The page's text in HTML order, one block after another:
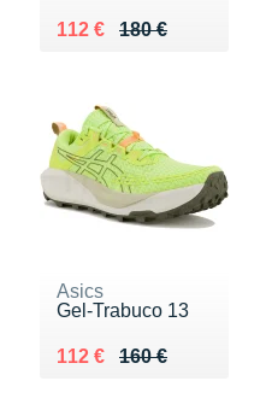
180 €
Au lieu de 180 €
112 €
Vendu 112 €
Asics
Gel-Trabuco 13
160 €
Au lieu de 160 €
112 €
Vendu 112 €